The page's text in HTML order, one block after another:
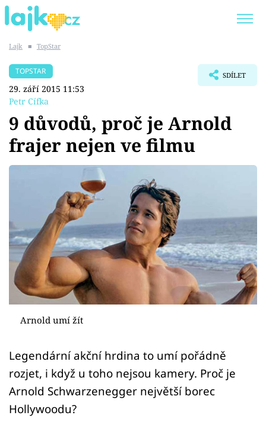
SHOPAHOLICADEL
Témata
Showbyznys
Youtubeři
Virály
Sex a vztahy
Videa
Sledujte prima+
Přihlášení
Sledujte nás
Lajk ■ TopStar
TOPSTAR
29. září 2015 11:53
Petr Cífka
SDÍLET
9 důvodů, proč je Arnold
frajer nejen ve filmu
Arnold umí žít
Legendární akční hrdina to umí pořádně
rozjet, i když u toho nejsou kamery. Proč je
Arnold Schwarzenegger největší borec
Hollywoodu?